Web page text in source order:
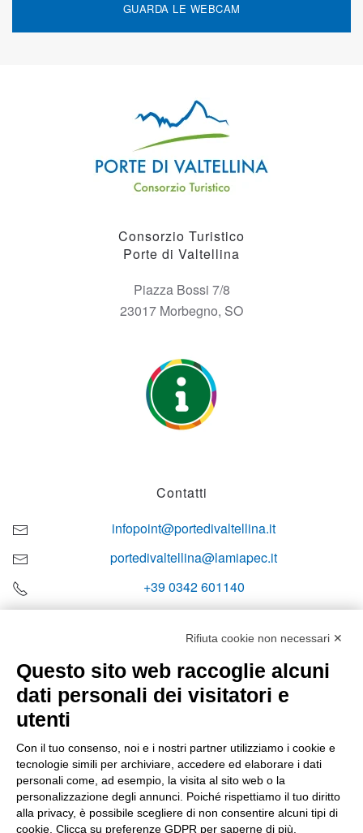
GUARDA LE WEBCAM
Consorzio Turistico
Porte di Valtellina
Piazza Bossi 7/8
23017 Morbegno, SO
Contatti
infopoint@portedivaltellina.it
portedivaltellina@lamiapec.it
+39 0342 601140
Orari di apertura
Sabato
08:00 – 12:10
Rifiuta cookie non necessari ✕
Questo sito web raccoglie alcuni
dati personali dei visitatori e
utenti
Con il tuo consenso, noi e i nostri partner utilizziamo i cookie e
tecnologie simili per archiviare, accedere ed elaborare i dati
personali come, ad esempio, la visita al sito web o la
personalizzazione degli annunci. Poiché rispettiamo il tuo diritto
alla privacy, è possibile scegliere di non consentire alcuni tipi di
cookie. Clicca su preferenze GDPR per saperne di più.